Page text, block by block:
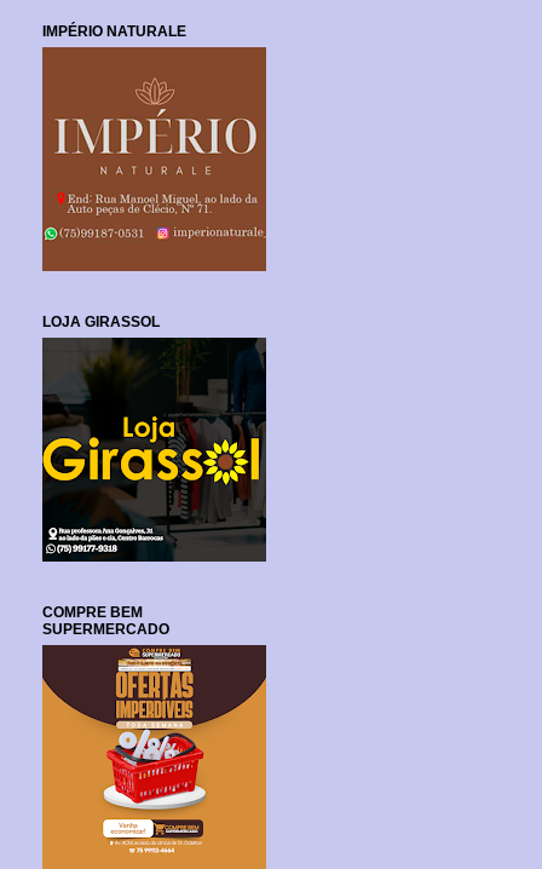
IMPÉRIO NATURALE
LOJA GIRASSOL
COMPRE BEM
SUPERMERCADO